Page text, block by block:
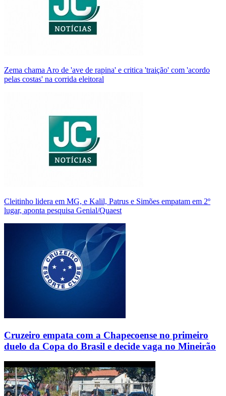
Zema chama Aro de 'ave de rapina' e critica 'traição' com 'acordo
pelas costas' na corrida eleitoral
Cleitinho lidera em MG, e Kalil, Patrus e Simões empatam em 2º
lugar, aponta pesquisa Genial/Quaest
Cruzeiro empata com a Chapecoense no primeiro
duelo da Copa do Brasil e decide vaga no Mineirão